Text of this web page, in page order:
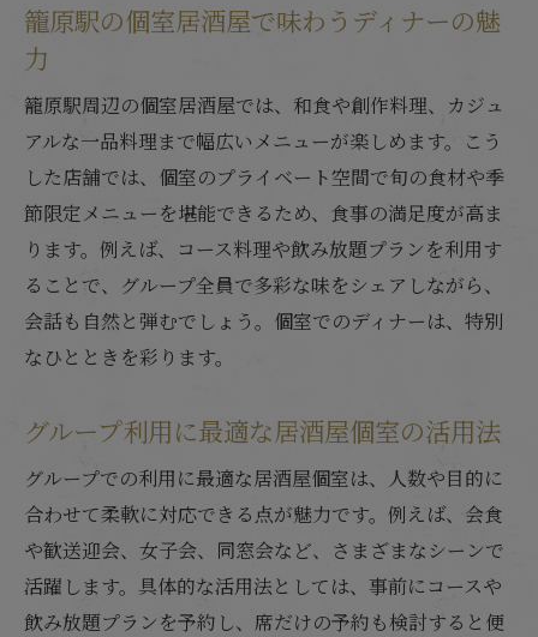
おしゃれな雰囲気の居酒屋個室で特別な夜
居酒屋個室は記念日ディナーにも最適
籠原駅周辺で人気のおしゃれ個室居酒屋
洗練された居酒屋個室で女子会にもおすす
め
居酒屋個室で叶える上質なディナータイム
籠原エリアの個室居酒屋活用法を徹底解説
シーン別に選ぶ居酒屋個室の活用アイデア
宴会や会食に最適な居酒屋個室の選び方
コース料理と飲み放題付き居酒屋個室の魅
力
籠原ディナーにおすすめの個室居酒屋活用
例
籠原駅の個室居酒屋で味わうディナーの魅
力
籠原駅周辺の個室居酒屋では、和食や創作料理、カジュ
アルな一品料理まで幅広いメニューが楽しめます。こう
した店舗では、個室のプライベート空間で旬の食材や季
節限定メニューを堪能できるため、食事の満足度が高ま
ります。例えば、コース料理や飲み放題プランを利用す
ることで、グループ全員で多彩な味をシェアしながら、
会話も自然と弾むでしょう。個室でのディナーは、特別
なひとときを彩ります。
グループ利用に最適な居酒屋個室の活用法
グループでの利用に最適な居酒屋個室は、人数や目的に
合わせて柔軟に対応できる点が魅力です。例えば、会食
や歓送迎会、女子会、同窓会など、さまざまなシーンで
活躍します。具体的な活用法としては、事前にコースや
飲み放題プランを予約し、席だけの予約も検討すると便